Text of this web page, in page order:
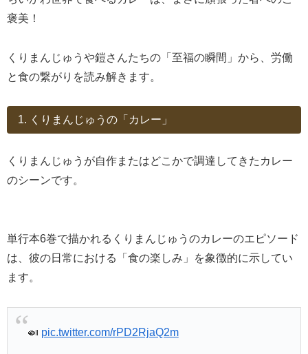
褒美！
くりまんじゅうや鎧さんたちの「至福の瞬間」から、労働
と食の繋がりを読み解きます。
1. くりまんじゅうの「カレー」
くりまんじゅうが自作またはどこかで調達してきたカレー
のシーンです。
単行本6巻で描かれるくりまんじゅうのカレーのエピソード
は、彼の日常における「食の楽しみ」を象徴的に示してい
ます。
🍛 pic.twitter.com/rPD2RjaQ2m